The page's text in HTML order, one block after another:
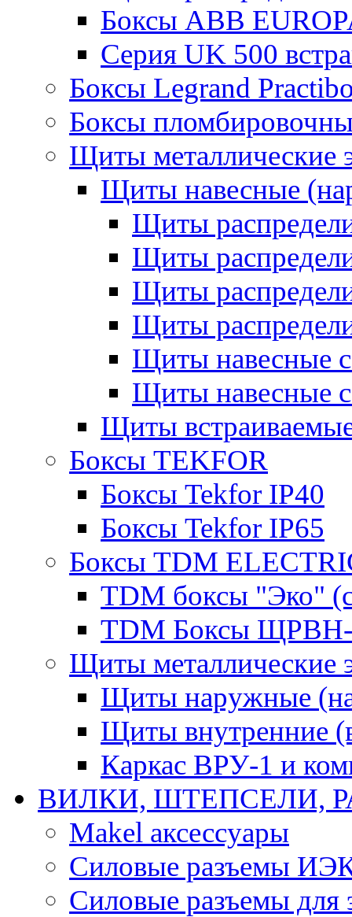
Боксы ABB
Серия UK 500
Боксы Legrand
Боксы
Щиты металлические
Щиты навесные
Щиты
Щиты
Щиты
Щиты
Щиты навесные
Щиты навесные
Щиты
Боксы TEKFOR
Боксы Tekfor IP40
Боксы Tekfor IP65
Боксы TDM
TDM боксы "Эко"
TDM Боксы
Щиты металлические
Щиты наружные
Щиты внутренние
Каркас ВРУ-1 и
ВИЛКИ, ШТЕПСЕЛИ,
Makel аксессуары
Силовые разъемы
Силовые разъемы для